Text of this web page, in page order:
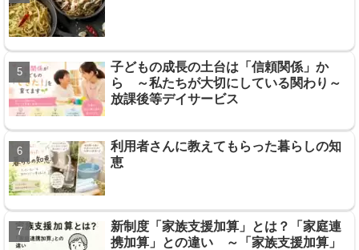
子どもの成長の土台は「信頼関係」か
ら ～私たちが大切にしている関わり～
放課後等デイサービス
利用者さんに教えてもらった暮らしの知
恵
新制度「家族支援加算」とは？「家庭連
携加算」との違い ～「家族支援加算」